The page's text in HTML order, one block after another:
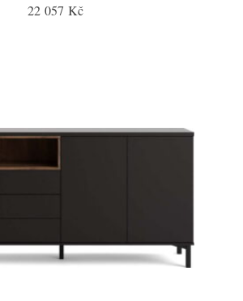
22 057 Kč